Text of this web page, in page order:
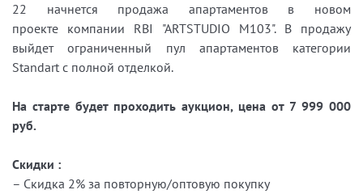
22 начнется продажа апартаментов в новом
проекте компании RBI "ARTSTUDIO M103". В продажу
выйдет ограниченный пул апартаментов категории
Standart с полной отделкой.
На старте будет проходить аукцион, цена от 7 999 000
руб.
Скидки :
– Скидка 2% за повторную/оптовую покупку